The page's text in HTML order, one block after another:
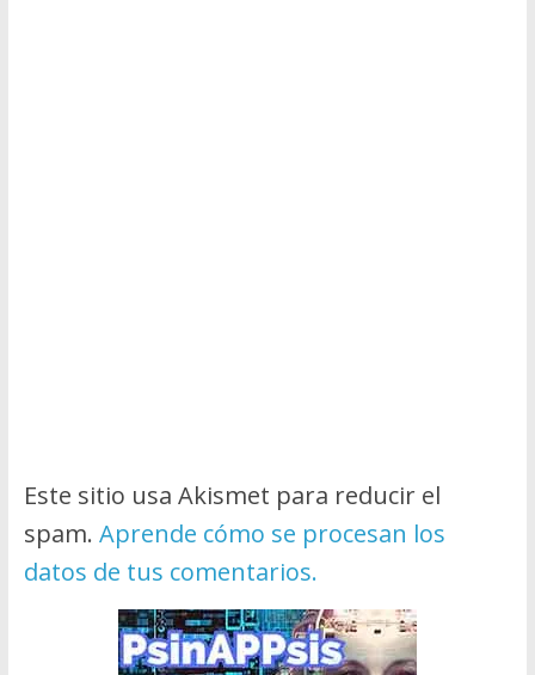
Este sitio usa Akismet para reducir el
spam. Aprende cómo se procesan los
datos de tus comentarios.